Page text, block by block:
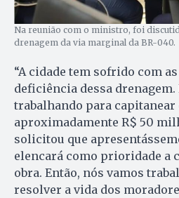
Na reunião com o ministro, foi
drenagem da via marginal da BR-040.
“A cidade tem sofrido com
deficiência dessa drenagem.
trabalhando para capitanear
aproximadamente R$ 50
solicitou que
elencará como prioridade a
obra. Então, nós vamos
resolver a vida dos